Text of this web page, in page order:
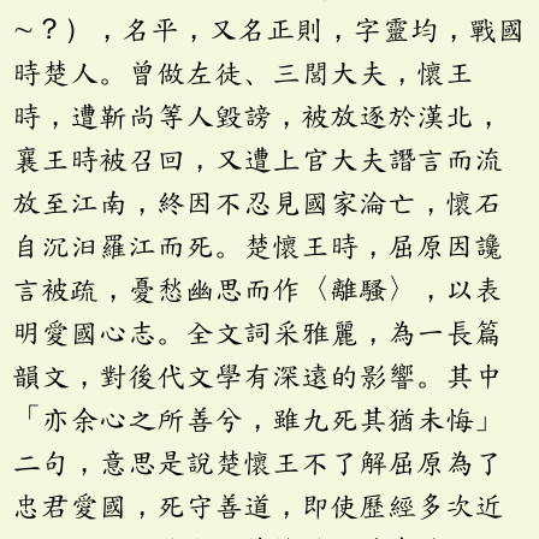
∼？），名平，又名正則，字靈均，戰國
時楚人。曾做左徒、三閭大夫，懷王
時，遭靳尚等人毀謗，被放逐於漢北，
襄王時被召回，又遭上官大夫譖言而流
放至江南，終因不忍見國家淪亡，懷石
自沉汩羅江而死。楚懷王時，屈原因讒
言被疏，憂愁幽思而作〈離騷〉，以表
明愛國心志。全文詞采雅麗，為一長篇
韻文，對後代文學有深遠的影響。其中
「亦余心之所善兮，雖九死其猶未悔」
二句，意思是說楚懷王不了解屈原為了
忠君愛國，死守善道，即使歷經多次近